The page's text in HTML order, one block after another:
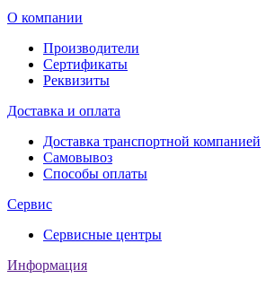
О компании
Производители
Сертификаты
Реквизиты
Доставка и оплата
Доставка транспортной компанией
Самовывоз
Способы оплаты
Сервис
Сервисные центры
Информация